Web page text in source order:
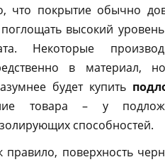
что покрытие обычно
высокий
Некоторые
в материал,
будет купить
товара – у
способностей.
поверхность